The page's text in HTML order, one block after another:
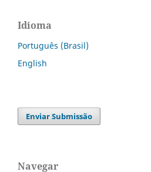
Idioma
Português (Brasil)
English
Enviar Submissão
Navegar